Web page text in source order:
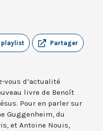
Partager
playlist
vous d’actualité
livre de Benoît
Pour en parler sur
Guggenheim, du
et Antoine Nouis,